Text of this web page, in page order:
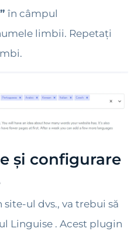
în câmpul
limbii. Repetați
și configurare
ul dvs., va trebui să
Linguise . Acest plugin